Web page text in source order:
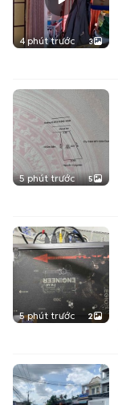
4 phút trước 3
5 phút trước 5
5 phút trước 2